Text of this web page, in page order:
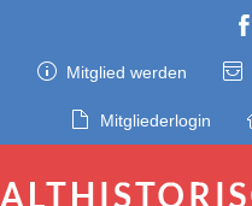
Mitglied werden
Mitgliederlogin